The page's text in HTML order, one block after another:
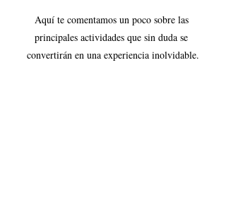
Aquí te comentamos un poco sobre las
principales actividades que sin duda se
convertirán en una experiencia inolvidable.